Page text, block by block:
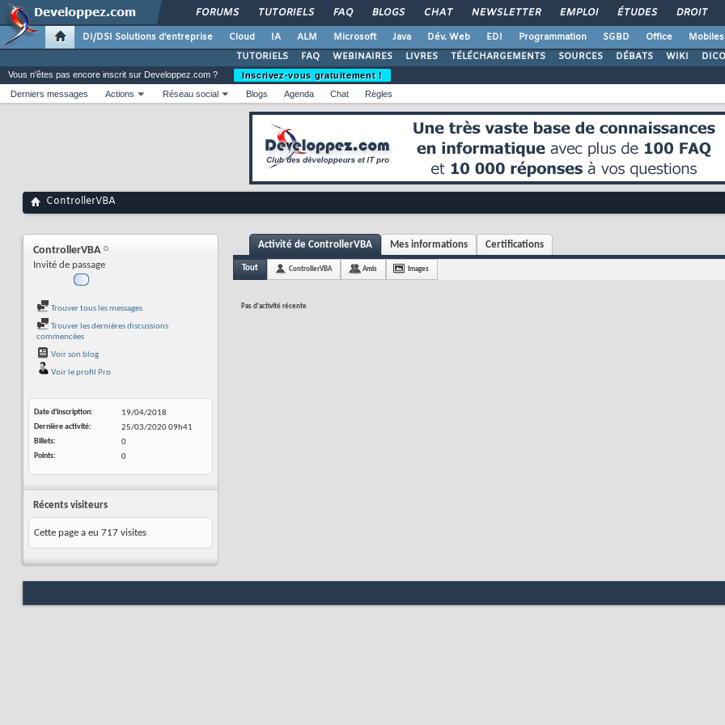
FORUMS TUTORIELS FAQ BLOGS CHAT NEWSLETTER EMPLOI ÉTUDES DROIT
DI/DSI Solutions d'entreprise Cloud IA ALM Microsoft Java Dév. Web EDI Programmation SGBD Office Mobiles
TUTORIELS
FAQ WEBINAIRES LIVRES TÉLÉCHARGEMENTS SOURCES DÉBATS WIKI DICO
Vous n'êtes pas encore inscrit sur Developpez.com ?
Inscrivez-vous gratuitement !
Derniers messages
Actions Réseau social Blogs Agenda Chat Règles
ControllerVBA
ControllerVBA
Invité de passage
Trouver tous les messages
Trouver les dernières discussions
commencées
Voir son blog
Voir le profil Pro
Date d'inscription
19/04/2018
Dernière activité
25/03/202009h41
Billets
0
Points
0
Récents visiteurs
Cette page a eu 717 visites
Activité de ControllerVBA Mes informations Certifications
Tout ControllerVBA Amis Images
Pas d'activité récente